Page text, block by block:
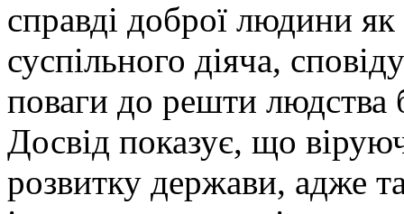
справді доброї людини
суспільного діяча,
поваги до решти людства
Досвід показує, що
розвитку держави, адже